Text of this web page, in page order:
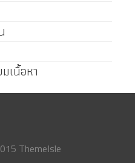
เนื้อหา
ThemeIsle